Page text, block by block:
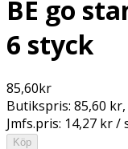
BE go
6 styck
85,60kr
Butikspris: 85,60 kr,
Jmfs.pris: 14,27 kr /
Köp